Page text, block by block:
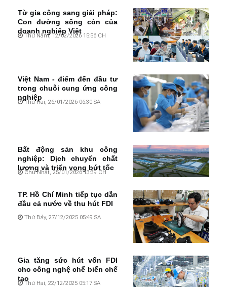
Từ gia công sang giải pháp:
Con đường sống còn của
doanh nghiệp Việt
Thứ Năm, 12/02/2026 15:56 CH
Việt Nam - điểm đến đầu tư
trong chuỗi cung ứng công
nghiệp
Thứ Hai, 26/01/2026 06:30 SA
Bất động sản khu công
nghiệp: Dịch chuyển chất
lượng và triển vọng bứt tốc
Chủ Nhật, 25/01/2026 13:39 CH
TP. Hồ Chí Minh tiếp tục dẫn
đầu cả nước về thu hút FDI
Thứ Bảy, 27/12/2025 05:49 SA
Gia tăng sức hút vốn FDI
cho công nghệ chế biến chế
tạo
Thứ Hai, 22/12/2025 05:17 SA